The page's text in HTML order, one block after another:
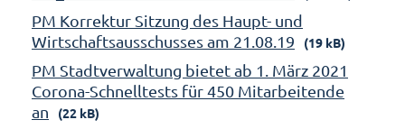
PM Korrektur Sitzung des Haupt- und
Wirtschaftsausschusses am 21.08.19
(19 kB)
PM Stadtverwaltung bietet ab 1. März 2021
Corona-Schnelltests für 450 Mitarbeitende
an
(22 kB)